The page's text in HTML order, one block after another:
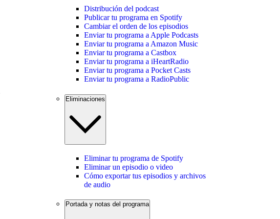
Distribución del podcast
Publicar tu programa en Spotify
Cambiar el orden de los episodios
Enviar tu programa a Apple Podcasts
Enviar tu programa a Amazon Music
Enviar tu programa a Castbox
Enviar tu programa a iHeartRadio
Enviar tu programa a Pocket Casts
Enviar tu programa a RadioPublic
Eliminaciones
Eliminar tu programa de Spotify
Eliminar un episodio o video
Cómo exportar tus episodios y archivos
de audio
Portada y notas del programa